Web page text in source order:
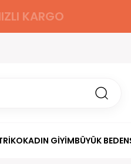
KARGO
KADIN GİYİMBÜYÜK BEDEN